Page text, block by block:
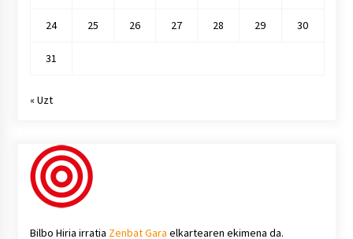
24 25 26 27 28 29 30
31
« Uzt
Bilbo Hiria irratia Zenbat Gara elkartearen ekimena da.